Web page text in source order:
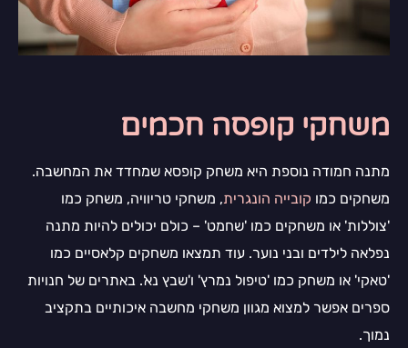
משחקי קופסה חכמים
מתנה חמודה נוספת היא משחק קופסא שמחדד את המחשבה.
משחקים כמו קובייה הונגרית, משחקי טריוויה, משחק כמו
'צוללות' או משחקים כמו 'שחמט' – כולם יכולים להיות מתנה
נפלאה לילדים ובני נוער. עוד תמצאו משחקים קלאסיים כמו
'טאקי' או משחק כמו 'טיפול נמרץ' ו'שבץ נא'. באתרים של חנויות
ספרים אפשר למצוא מגוון משחקי מחשבה איכותיים בתקציב
נמוך.